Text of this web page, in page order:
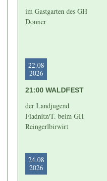
im Gastgarten des GH
Donner
22.08
2026
21:00 WALDFEST
der Landjugend
Fladnitz/T. beim GH
Reingerlbirwirt
24.08
2026